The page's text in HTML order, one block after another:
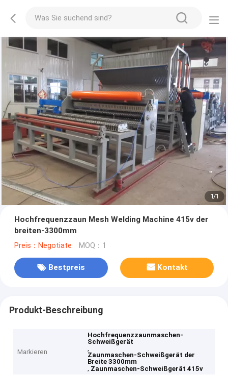
1/1
Hochfrequenzzaun Mesh Welding Machine 415v der
breiten-3300mm
Preis：Negotiate MOQ：1
Bestpreis Kontakt
Produkt-Beschreibung
Markieren
Hochfrequenzzaunmaschen-
Schweißgerät
,
Zaunmaschen-Schweißgerät der
Breite 3300mm
, Zaunmaschen-Schweißgerät 415v